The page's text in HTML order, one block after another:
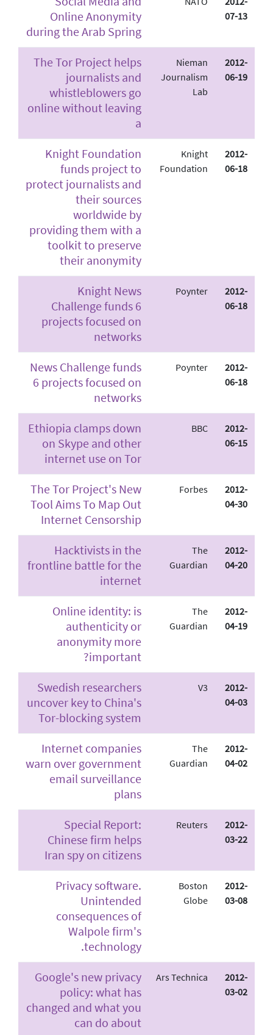
07-13
Online Anonymity
during the Arab Spring
2012-
06-19
Nieman
Journalism
Lab
The Tor Project helps
journalists and
whistleblowers go
online without leaving
a
2012-
06-18
Knight
Foundation
Knight Foundation
funds project to
protect journalists and
their sources
worldwide by
providing them with a
toolkit to preserve
their anonymity
2012-
06-18
Poynter
Knight News
Challenge funds 6
projects focused on
networks
2012-
06-18
Poynter
News Challenge funds
6 projects focused on
networks
2012-
06-15
BBC
Ethiopia clamps down
on Skype and other
internet use on Tor
2012-
04-30
Forbes
The Tor Project's New
Tool Aims To Map Out
Internet Censorship
2012-
04-20
The
Guardian
Hacktivists in the
frontline battle for the
internet
2012-
04-19
The
Guardian
Online identity: is
authenticity or
anonymity more
important?
2012-
04-03
V3
Swedish researchers
uncover key to China's
Tor-blocking system
2012-
04-02
The
Guardian
Internet companies
warn over government
email surveillance
plans
2012-
03-22
Reuters
Special Report:
Chinese firm helps
Iran spy on citizens
2012-
03-08
Boston
Globe
Privacy software.
Unintended
consequences of
Walpole firm's
technology.
2012-
03-02
Ars Technica
Google's new privacy
policy: what has
changed and what you
can do about